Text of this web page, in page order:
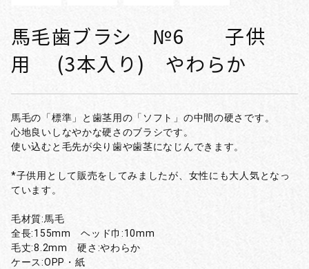
馬毛歯ブラシ №6 子供
用 (3本入り) やわらか
馬毛の「標準」と歯茎用の「ソフト」の中間の硬さです。
心地良いしなやかな硬さのブラシです。
使い込むと毛先が尖り歯や歯茎になじんできます。
*子供用として販売をしてみましたが、女性にも大人気となっ
ています。
毛材質:馬毛
全長:155mm ヘッド巾:10mm
毛丈:8.2mm 硬さ:やわらか
ケース:OPP・紙